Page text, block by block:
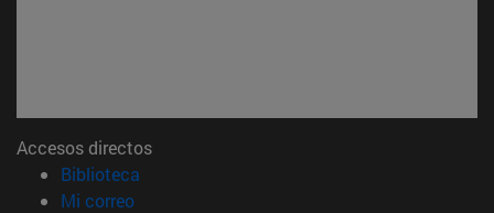
Accesos directos
Biblioteca
Mi correo(abre en nueva ventana)